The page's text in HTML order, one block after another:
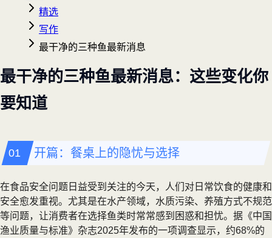
精选
写作
最干净的三种鱼最新消息
最干净的三种鱼最新消息：这些变化你
要知道
开篇：餐桌上的隐忧与选择
在食品安全问题日益受到关注的今天，人们对日常饮食的健康和
安全愈发重视。尤其是在水产领域，水质污染、养殖方式不规范
等问题，让消费者在选择鱼类时常常感到困惑和担忧。据《中国
渔业质量与标准》杂志2025年发布的一项调查显示，约68%的